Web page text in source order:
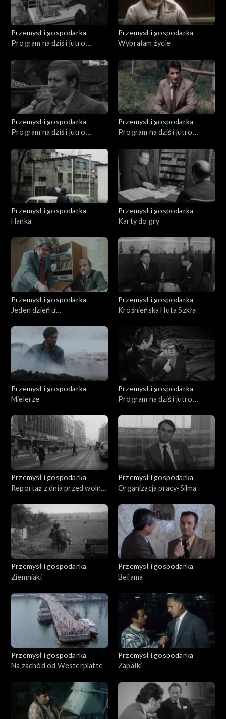
Przemysł i gospodarka
Program na dziś i jutro
Przemysł i gospodarka
Wybrałam życie
Przemysł i gospodarka
Program na dziś i jutro
Przemysł i gospodarka
Program na dziś i jutro
Przemysł i gospodarka
Hanka
Przemysł i gospodarka
Karty do gry
Przemysł i gospodarka
Jeden dzień u
Przemysł i gospodarka
Krośnieńska Huta Szkła
Przemysł i gospodarka
Mielerze
Przemysł i gospodarka
Program na dziś i jutro
Przemysł i gospodarka
Reportaż z dnia przed wolną
Przemysł i gospodarka
Organizacja pracy-Silma
Przemysł i gospodarka
Ziemniaki
Przemysł i gospodarka
Befama
Przemysł i gospodarka
Na zachód od Westerplatte
Przemysł i gospodarka
Zapałki